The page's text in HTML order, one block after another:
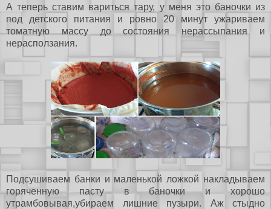
А теперь ставим вариться тару, у меня это баночки из
под детского питания и ровно 20 минут ужариваем
томатную массу до состояния нерассыпания и
нерасползания.
Подсушиваем банки и маленькой ложкой накладываем
горяченную пасту в баночки и хорошо
утрамбовывая,убираем лишние пузыри. Аж стыдно